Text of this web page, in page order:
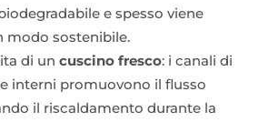
e spesso viene
modo sostenibile.
di un cuscino fresco: i canali di
interni promuovono il flusso
il riscaldamento durante la